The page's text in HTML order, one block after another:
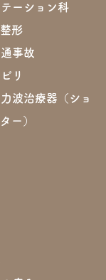
テーション科
形
事故
リ
波治療器（ショ
ー）